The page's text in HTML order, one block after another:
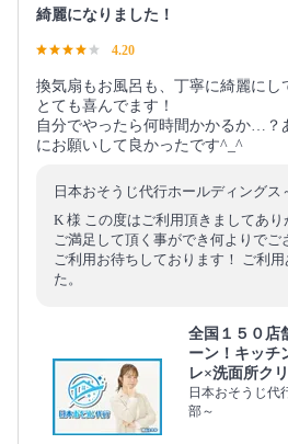
綺麗になりました！
4.20
換気扇もお風呂も、丁寧に綺麗にし
とても喜んでます！
自分でやったら何時間かかるか…？
にお願いして良かったです^_^
日本おそうじ代行ホールディングス
K 様 この度はご利用頂きましてあり
ご満足して頂く事ができ何よりでご
ご利用お待ちしております！ ご利
た。
全国１５０店
ーン！キッチ
レ×洗面所ク
日本おそうじ代
部～